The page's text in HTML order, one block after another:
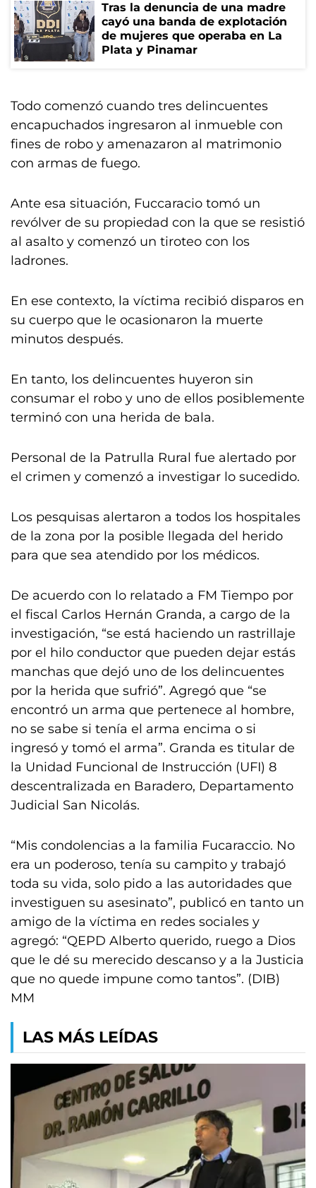
Tras la denuncia de una madre
cayó una banda de explotación
de mujeres que operaba en La
Plata y Pinamar
Todo comenzó cuando tres delincuentes
encapuchados ingresaron al inmueble con
fines de robo y amenazaron al matrimonio
con armas de fuego.
Ante esa situación, Fuccaracio tomó un
revólver de su propiedad con la que se resistió
al asalto y comenzó un tiroteo con los
ladrones.
En ese contexto, la víctima recibió disparos en
su cuerpo que le ocasionaron la muerte
minutos después.
En tanto, los delincuentes huyeron sin
consumar el robo y uno de ellos posiblemente
terminó con una herida de bala.
Personal de la Patrulla Rural fue alertado por
el crimen y comenzó a investigar lo sucedido.
Los pesquisas alertaron a todos los hospitales
de la zona por la posible llegada del herido
para que sea atendido por los médicos.
De acuerdo con lo relatado a FM Tiempo por
el fiscal Carlos Hernán Granda, a cargo de la
investigación, “se está haciendo un rastrillaje
por el hilo conductor que pueden dejar estás
manchas que dejó uno de los delincuentes
por la herida que sufrió”. Agregó que “se
encontró un arma que pertenece al hombre,
no se sabe si tenía el arma encima o si
ingresó y tomó el arma”. Granda es titular de
la Unidad Funcional de Instrucción (UFI) 8
descentralizada en Baradero, Departamento
Judicial San Nicolás.
“Mis condolencias a la familia Fucaraccio. No
era un poderoso, tenía su campito y trabajó
toda su vida, solo pido a las autoridades que
investiguen su asesinato”, publicó en tanto un
amigo de la víctima en redes sociales y
agregó: “QEPD Alberto querido, ruego a Dios
que le dé su merecido descanso y a la Justicia
que no quede impune como tantos”. (DIB)
MM
LAS MÁS LEÍDAS